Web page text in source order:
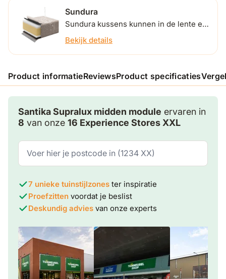
Sundura
Sundura kussens kunnen in de lente en
zomer buiten blijven liggen. Ontdek
Bekijk details
Product informatieReviewsProduct specificaties
Santika Supralux midden module ervaren in
8 van onze 16 Experience Stores XXL
7 unieke tuinstijlzones ter inspiratie
Proefzitten voordat je beslist
Deskundig advies van onze experts